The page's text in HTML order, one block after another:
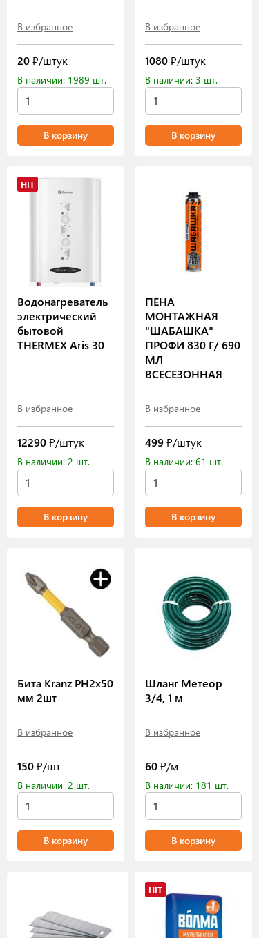
В избранное
20₽/штук
В наличии: 1989 шт.
В корзину
В избранное
1080₽/штук
В наличии: 3 шт.
В корзину
HIT
Водонагреватель
электрический
бытовой
THERMEX Aris 30
В избранное
12290₽/штук
В наличии: 2 шт.
В корзину
ПЕНА
МОНТАЖНАЯ
"ШАБАШКА"
ПРОФИ 830 Г/ 690
МЛ
ВСЕСЕЗОННАЯ
В избранное
499₽/штук
В наличии: 61 шт.
В корзину
Бита Kranz PH2х50
мм 2шт
В избранное
150₽/шт
В наличии: 2 шт.
В корзину
Шланг Метеор
3/4, 1 м
В избранное
60₽/м
В наличии: 181 шт.
В корзину
HIT